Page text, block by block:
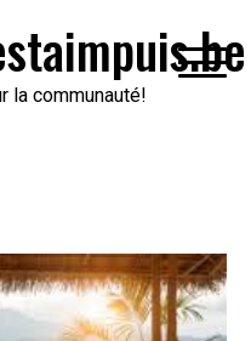
la communauté!